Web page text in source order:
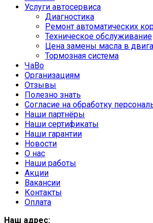
Услуги автосервиса
Диагностика
Ремонт автоматических
Техническое обслуживание
Цена замены масла в
Тормозная система
ЧаВо
Организациям
Отзывы
Полезно знать
Согласие на обработку
Наши партнёры
Наши сертификаты
Наши гарантии
Новости
О нас
Наши работы
Акции
Вакансии
Контакты
Оплата
Наш адрес: